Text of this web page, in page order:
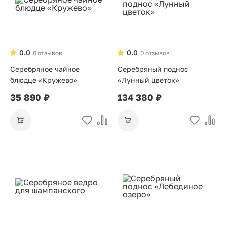
0 отзывов
0.0
Серебряное чайное
блюдце «Кружево»
35 890 ₽
0 отзывов
0.0
Серебряный поднос
«Лунный цветок»
134 380 ₽